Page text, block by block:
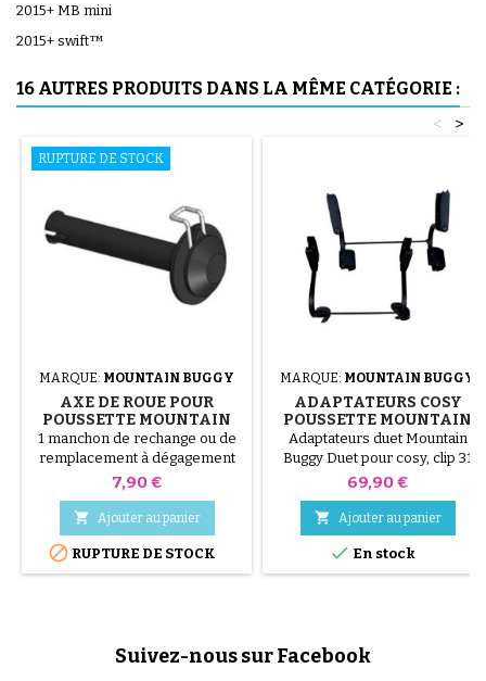
2015+ MB mini
2015+ swift™
16 AUTRES PRODUITS DANS LA MÊME CATÉGORIE :
>
<
RUPTURE DE STOCK
MARQUE: MOUNTAIN BUGGY
AXE DE ROUE POUR
POUSSETTE MOUNTAIN
BUGGY AVANT 2010
1 manchon de rechange ou de
remplacement à dégagement
rapide, uniquement pour
pre 2010 quick release sleeve
Prix
7,90 €
 Ajouter au panier
 RUPTURE DE STOCK
MARQUE: MOUNTAIN BUGGY
ADAPTATEURS COSY
POUSSETTE MOUNTAIN
BUGGY DUET
Adaptateurs duet Mountain
Buggy Duet pour cosy, clip 31
Prix
69,90 €
 Ajouter au panier
 En stock
Suivez-nous sur Facebook